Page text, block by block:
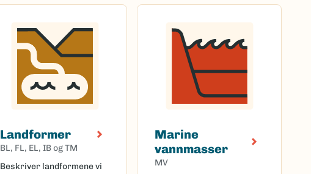
Landformer
BL, FL, EL, IB og TM
Beskriver landformene vi
Marine
vannmasser
MV